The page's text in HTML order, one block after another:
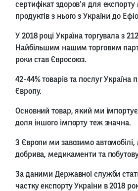
сертифікат здоров’я для експорту
продуктів з нього з України до
У 2018 році Україна торгувала з
Найбільшим нашим торговим
роки став Євросоюз.
42-44% товарів та послуг Україна
Європу.
Основний товар, який ми
доля іншого імпорту теж значна.
З Європи ми завозимо автомобілі,
добрива, медикаменти та побутову
За даними Державної служби
частку експорту України в 2018